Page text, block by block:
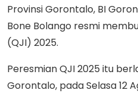
Provinsi Gorontalo, BI
Bone Bolango resmi
(QJI) 2025.
Peresmian QJI 2025 itu
Gorontalo, pada Selasa 12